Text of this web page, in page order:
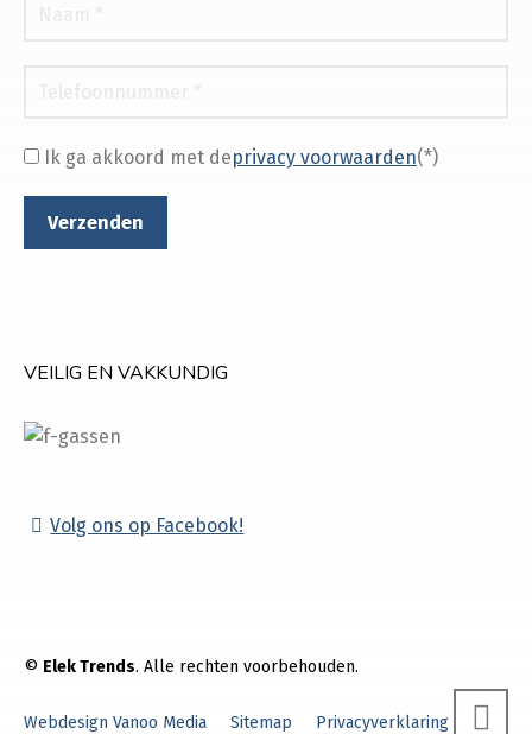
Ik ga akkoord met deprivacy voorwaarden(*)
VEILIG EN VAKKUNDIG
Volg ons op Facebook!
© Elek Trends. Alle rechten voorbehouden.
Webdesign Vanoo Media Sitemap Privacyverklaring